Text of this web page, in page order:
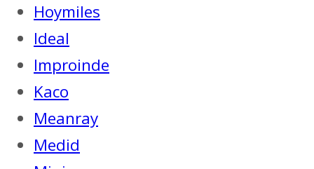
Hoymiles
Ideal
Improinde
Kaco
Meanray
Medid